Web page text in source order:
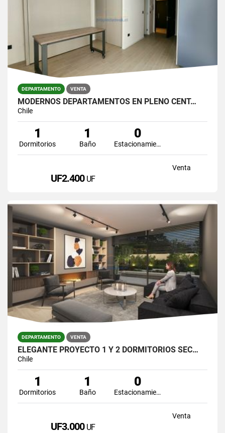
DEPARTAMENTO VENTA
MODERNOS DEPARTAMENTOS EN PLENO CENT…
Chile
1
Dormitorios
1
Baño
0
Estacionamiento
Venta
UF2.400 UF
DEPARTAMENTO VENTA
ELEGANTE PROYECTO 1 Y 2 DORMITORIOS SEC…
Chile
1
Dormitorios
1
Baño
0
Estacionamiento
Venta
UF3.000 UF